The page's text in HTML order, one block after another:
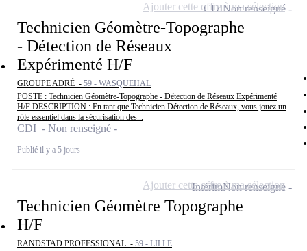
Technicien Géomètre-Topographe
- Détection de Réseaux
Expérimenté H/F
GROUPE ADRÉ - 59 - WASQUEHAL
POSTE : Technicien Géomètre-Topographe - Détection de Réseaux Expérimenté
H/F DESCRIPTION : En tant que Technicien Détection de Réseaux, vous jouez un
rôle essentiel dans la sécurisation des...
CDI - Non renseigné
Publié il y a 5 jours
CDINon renseigné
Ajouter cette offre à ma sélection
Technicien Géomètre Topographe
H/F
RANDSTAD PROFESSIONAL - 59 - LILLE
IntérimNon renseigné
Ajouter cette offre à ma sélection